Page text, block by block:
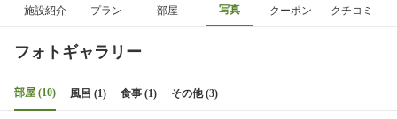
施設紹介 プラン 部屋 写真 クーポン クチコミ
フォトギャラリー
部屋 (10) 風呂 (1) 食事 (1) その他 (3)